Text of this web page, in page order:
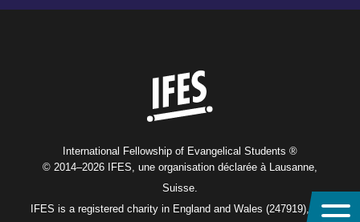
International Fellowship of Evangelical Students ®
© 2014–2026 IFES, une organisation déclarée à Lausanne,
Suisse.
IFES is a registered charity in England and Wales (247919), and